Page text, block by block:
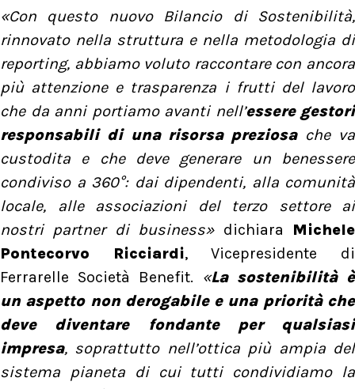
«Con questo nuovo Bilancio di Sostenibilità,
rinnovato nella struttura e nella metodologia di
reporting, abbiamo voluto raccontare con ancora
più attenzione e trasparenza i frutti del lavoro
che da anni portiamo avanti nell’essere gestori
responsabili di una risorsa preziosache va
custodita e che deve generare un benessere
condiviso a 360°: dai dipendenti, alla comunità
locale, alle associazioni del terzo settore ai
nostri partner di business» dichiara Michele
Pontecorvo Ricciardi, Vicepresidente di
Ferrarelle Società Benefit. «La sostenibilità è
un aspetto non derogabile e una priorità che
deve diventare fondante per qualsiasi
impresa, soprattutto nell’ottica più ampia del
sistema pianeta di cui tutti condividiamo la